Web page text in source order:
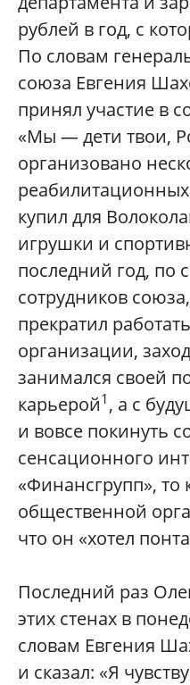
рублей в год, с
По словам
союза Евгения
принял участие в
«Мы — дети твои,
организовано
купил для
игрушки и
последний год, по
сотрудников
прекратил
организации,
занимался своей
карьерой1 , а с
и вовсе покинуть
сенсационного
«Финансгрупп», то
общественной
что он «хотел
Последний раз
этих стенах в
словам Евгения
и сказал: «Я